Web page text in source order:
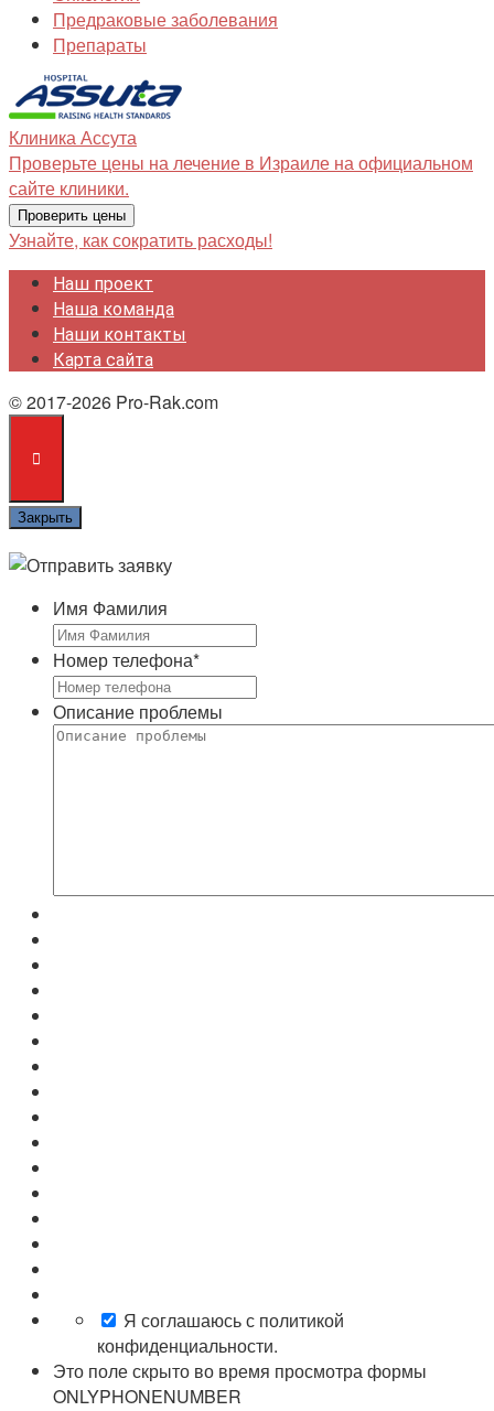
Предраковые заболевания
Препараты
КлиникаАссута
Проверьте цены на лечение в Израиле на официальном
сайте клиники.
Проверить цены
Узнайте, как сократить расходы!
Наш проект
Наша команда
Наши контакты
Карта сайта
© 2017-2026 Pro-Rak.com
Закрыть
Имя Фамилия
Номер телефона*
Описание проблемы
Я соглашаюсь с политикой
конфиденциальности.
Это поле скрыто во время просмотра формы
ONLYPHONENUMBER